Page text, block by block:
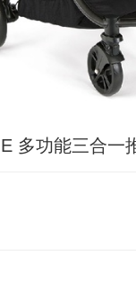
多功能三合一